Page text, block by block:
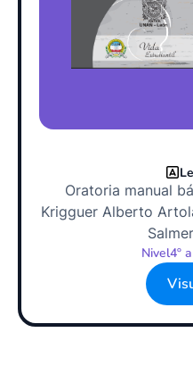
Oratoria manual
Krigguer Alberto
Nivel4º